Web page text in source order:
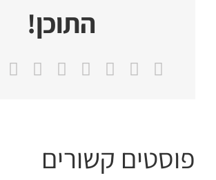
התוכן!
Facebook
Reddit
LinkedIn
פוסטים קשורים